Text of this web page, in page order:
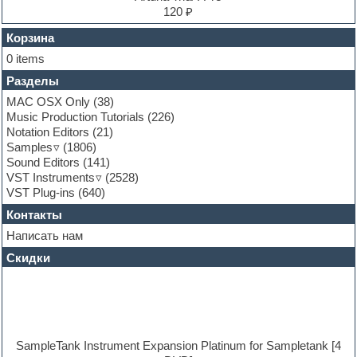
FL Studio
Flute
Folk samples
Fruityloops
Funk
Garritan
General MIDI kits
Guitar emulation
Guitar loops
Guitar processing and effects
Hands-up samples
Hardstyle
Heavy metal sample packs
Hip-hop
House music
Hypersonic
Jazz
Loops
120 ₽
Корзина
0 items
Разделы
MAC OSX Only (38)
Music Production Tutorials (226)
Notation Editors (21)
Samples
(1806)
Sound Editors (141)
VST Instruments
(2528)
VST Plug-ins (640)
Контакты
Написать нам
Скидки
SampleTank Instrument Expansion Platinum for Sampletank [4